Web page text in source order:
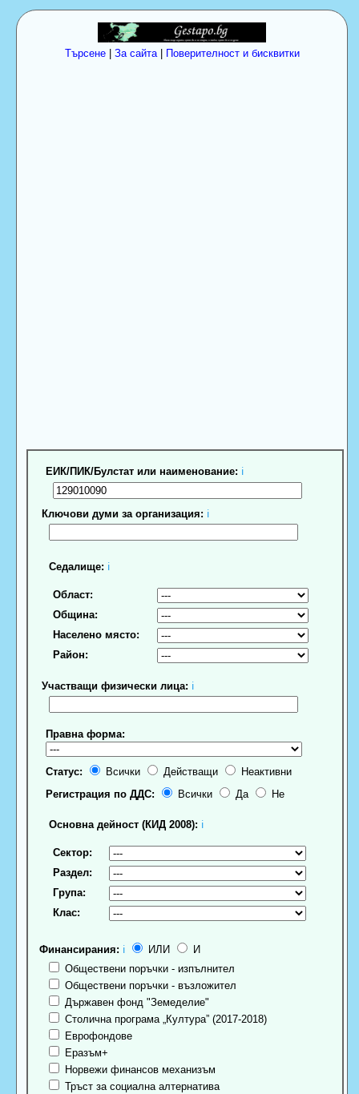
Търсене| За сайта| Поверителност и бисквитки
ЕИК/ПИК/Булстат или наименование: ℹ
Ключови думи за организация: ℹ
Седалище: ℹ
Област:
Община:
Населено място:
Район:
Участващи физически лица: ℹ
Правна форма:
Статус: Всички Действащи
Неактивни
Регистрация по ДДС:
Всички Да Не
Основна дейност (КИД 2008): ℹ
Сектор:
Раздел:
Група:
Клас:
Финансирания: ℹ ИЛИ
И
Обществени поръчки - изпълнител
Обществени поръчки - възложител
Държавен фонд "Земеделие"
Столична програма „Култура” (2017-2018)
Еврофондове
Еразъм+
Норвежи финансов механизъм
Тръст за социална алтернатива